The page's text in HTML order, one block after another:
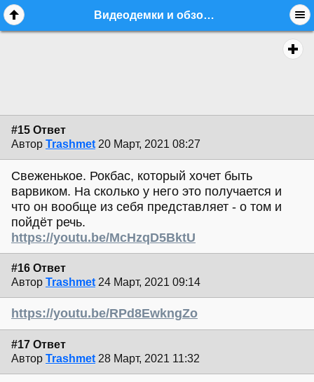
Видеодемки и обзоры басов от Trashmet - стр. 2 - equipment.bass - Форум гитаристов
#15 Ответ
Автор Trashmet 20 Март, 2021 08:27
Свеженькое. Рокбас, который хочет быть
варвиком. На сколько у него это получается и
что он вообще из себя представляет - о том и
пойдёт речь.
https://youtu.be/McHzqD5BktU
#16 Ответ
Автор Trashmet 24 Март, 2021 09:14
https://youtu.be/RPd8EwkngZo
#17 Ответ
Автор Trashmet 28 Март, 2021 11:32